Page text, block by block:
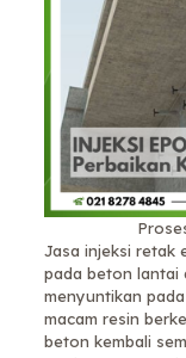
Jasa injeksi retak
pada beton lantai
menyuntikan
macam resin
beton kembali